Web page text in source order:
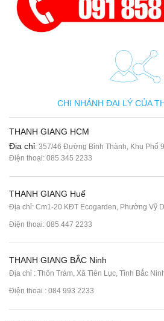
CHI NHÁNH ĐẠI LÝ CỦA
THANH GIANG HCM
Địa chỉ: 357/46 Đường Bình Thành, Khu Phố
Điện thoại: 085 345 2233
THANH GIANG Huế
Địa chỉ: Cm1-20 KĐT Ecogarden, Phường Vỹ
Điện thoại: 085 447 2233
THANH GIANG BẮC Ninh
Địa chỉ : Thôn Trám, Xã Tiên Lục, Tỉnh Bắc
Điện thoại : 084 993 2233